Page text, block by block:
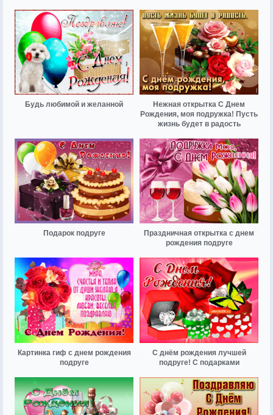
Будь любимой и желанной
Нежная открытка С Днем
Рождения, моя подружка! Пусть
жизнь будет в радость
Подарок подруге
Праздничная открытка с днем
рождения подруге
Картинка гиф с днем рождения
подруге
С днём рождения лучшей
подруге! С подарками